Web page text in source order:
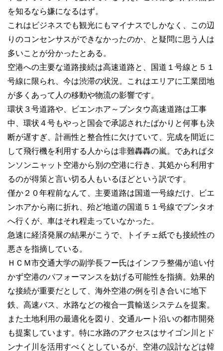
を知るなら嫌になるはず。
これはビジネスでも観光にもマイナスでしかなく、この辺
りのコンセンサスができなかったのか、と疑問に思う人は
多いことが分かったとある。
空港への主要な道路接続は高速道路と、国道１号線と５１
号線に限られ、今は渋滞の状況。これはエリアに工業団地
が多くあって人の移動や物流の影響です。
環状３号道路や、ビエンホア～ブンタウ高速道路は工事
中、環状４号もやっと国会で承認されたばかりと何事も決
断が遅すぎ、計画性と整合性に欠けていて、完成を間近に
して飛行機を利用する人からは非難轟轟の嵐。であればタ
ンソンニャット空港から別の空港に行き、其処から利用す
るのが得策と言い切る人もいるほどという訳です。
僅か２０年程前なんて、主要道路は国道一号線だけ、ビエ
ンホアから南に折れ、殆ど地道の国道５１号線でブンタオ
へ行くが、車はそれ程走っていなかった。
急速に経済発展の結果がこうで、トイチェ紙でも接続性の
悪さを指摘している。
ＨＣＭ市交通大学の副学長フー氏はインフラ整備が追い付
かず空港のパフォーマンスを妨げる可能性を指摘。効果的
な接続が重要だとして、海外空港の例を引き合いに地下
鉄、高速バス、水路などの複合一貫輸送システムを提案。
また土地利用の最適化を図り、交通ルート沿いの都市開発
も提案しています。特に水路のアクセスはサイゴン川とド
ンナイ川を活用すべくとしているが、空港の設計などは韓